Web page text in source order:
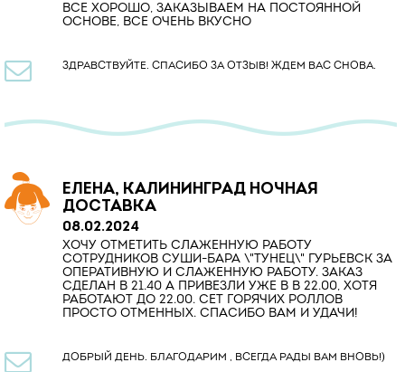
ВСЕ ХОРОШО, ЗАКАЗЫВАЕМ НА ПОСТОЯННОЙ
ОСНОВЕ, ВСЕ ОЧЕНЬ ВКУСНО
 ЗДРАВСТВУЙТЕ. СПАСИБО ЗА ОТЗЫВ! ЖДЕМ ВАС СНОВА.
ЕЛЕНА, КАЛИНИНГРАД НОЧНАЯ
ДОСТАВКА
08.02.2024
ХОЧУ ОТМЕТИТЬ СЛАЖЕННУЮ РАБОТУ
СОТРУДНИКОВ СУШИ-БАРА \"ТУНЕЦ\" ГУРЬЕВСК ЗА
ОПЕРАТИВНУЮ И СЛАЖЕННУЮ РАБОТУ. ЗАКАЗ
СДЕЛАН В 21.40 А ПРИВЕЗЛИ УЖЕ В В 22.00, ХОТЯ
РАБОТАЮТ ДО 22.00. СЕТ ГОРЯЧИХ РОЛЛОВ
ПРОСТО ОТМЕННЫХ. СПАСИБО ВАМ И УДАЧИ!
 ДОБРЫЙ ДЕНЬ. БЛАГОДАРИМ , ВСЕГДА РАДЫ ВАМ ВНОВЬ!)